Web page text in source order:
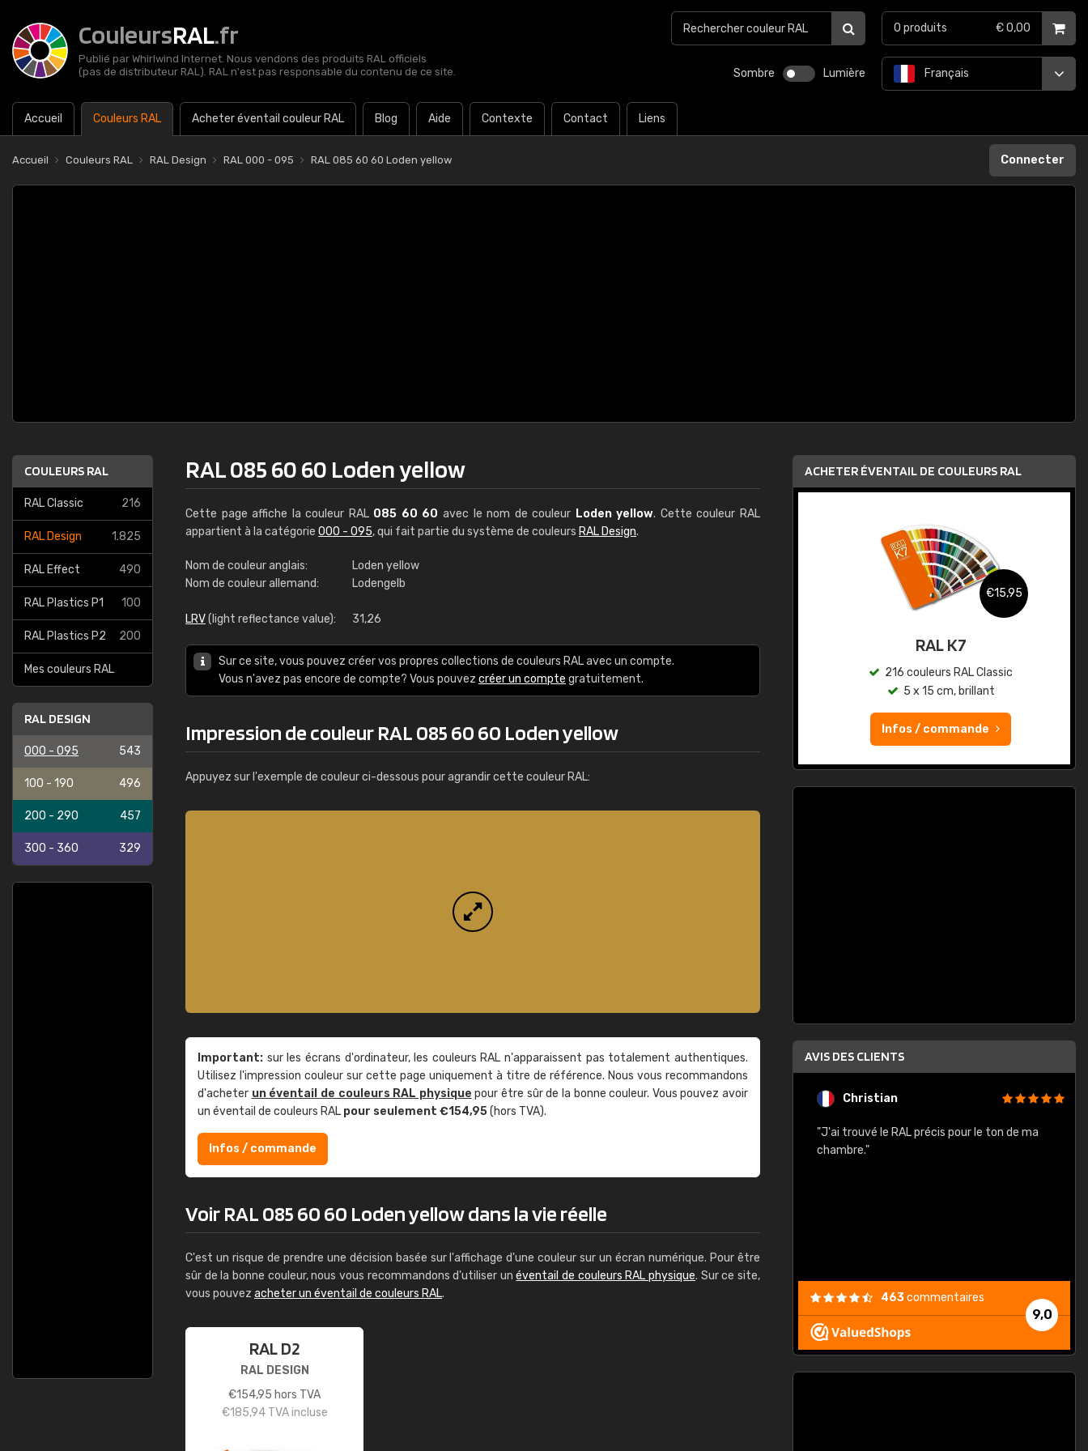
CouleursRAL.fr
Publié par Whirlwind Internet. Nous vendons des produits RAL officiels
(pas de distributeur RAL). RAL n'est pas responsable du contenu de ce site.
Sombre Lumière
Accueil Couleurs RAL Acheter éventail couleur RAL Blog Aide Contexte Contact Liens
Français
0 produits € 0,00
Accueil Couleurs RAL RAL Design RAL 000 - 095 RAL 085 60 60 Loden yellow Connecter
COULEURS RAL
RAL Classic 216
RAL Design 1.825
RAL Effect 490
RAL Plastics P1 100
RAL Plastics P2 200
Mes couleurs RAL
RAL DESIGN
000 - 095 543
100 - 190 496
200 - 290 457
300 - 360 329
RAL 085 60 60 Loden yellow
Cette page affiche la couleur RAL 085 60 60 avec le nom de couleur Loden yellow. Cette couleur RAL
appartient à la catégorie 000 - 095, qui fait partie du système de couleurs RAL Design.
Nom de couleur anglais:
Loden yellow
Nom de couleur allemand:
Lodengelb
LRV(light reflectance value): 31,26
Sur ce site, vous pouvez créer vos propres collections de couleurs RAL avec un compte.
Vous n'avez pas encore de compte? Vous pouvez créer un compte gratuitement.
Impression de couleur RAL 085 60 60 Loden yellow
Appuyez sur l'exemple de couleur ci-dessous pour agrandir cette couleur RAL:
Important: sur les écrans d'ordinateur, les couleurs RAL n'apparaissent pas totalement authentiques.
Utilisez l'impression couleur sur cette page uniquement à titre de référence. Nous vous recommandons
d'acheter un éventail de couleurs RAL physique pour être sûr de la bonne couleur. Vous pouvez avoir
un éventail de couleurs RAL pour seulement €154,95(hors TVA).
Infos / commande
Voir RAL 085 60 60 Loden yellow dans la vie réelle
C'est un risque de prendre une décision basée sur l'affichage d'une couleur sur un écran numérique. Pour être
sûr de la bonne couleur, nous vous recommandons d'utiliser unéventail de couleurs RAL physique. Sur ce site,
vous pouvez acheter un éventail de couleurs RAL.
RAL D2
RAL DESIGN
€154,95 hors TVA
€185,94TVA incluse
ACHETER ÉVENTAIL DE COULEURS RAL
RAL K7 à base d'eau
216 couleurs RAL Classic
Infos / commande
€15,95
RAL K7
216 couleurs RAL Classic
5 x 15 cm, brillant
Infos / commande
AVIS DES CLIENTS
Guillaume Euvrard Christian
"J'ai trouvé le RAL précis pour le ton de ma
chambre."
9,0
463commentaires